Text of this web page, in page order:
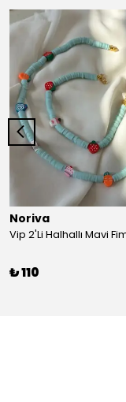
Noriva
Vip 2'Li Halhallı Mavi
₺ 110